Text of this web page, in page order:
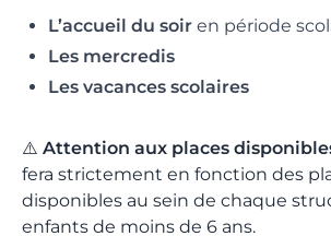
L’accueil du soir en période
Les mercredis
Les vacances scolaires
⚠️ Attention aux places
fera strictement en fonction des
disponibles au sein de chaque
enfants de moins de 6 ans.